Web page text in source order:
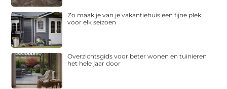
Zo maak je van je vakantiehuis een fijne plek
voor elk seizoen
Overzichtsgids voor beter wonen en tuinieren
het hele jaar door